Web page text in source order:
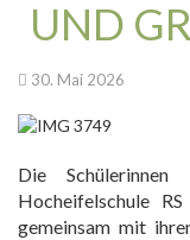
UND
30. Mai 2026
Die
Hocheifelschule
gemeinsam mit